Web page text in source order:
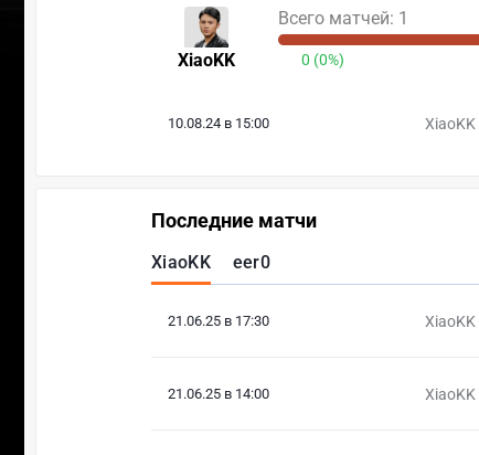
XiaoKK
Всего матчей: 1
0 (0%)
10.08.24 в 15:00 XiaoKK
Последние матчи
XiaoKK eer0
21.06.25 в 17:30 XiaoKK
21.06.25 в 14:00 XiaoKK